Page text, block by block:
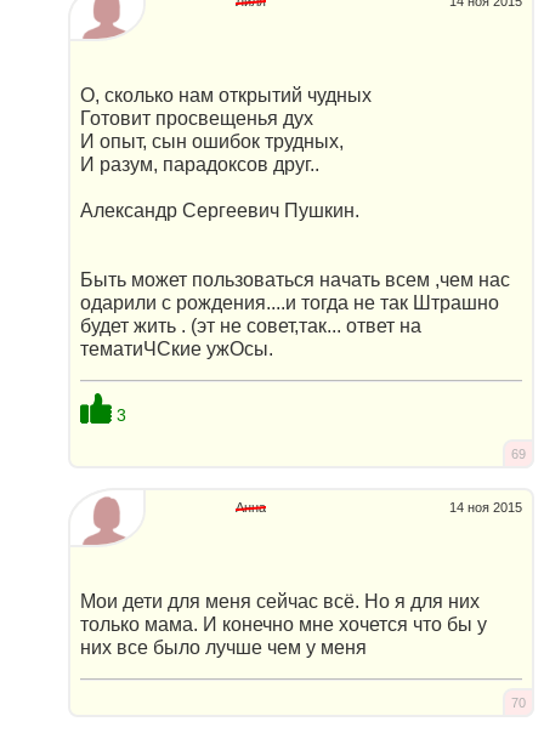
О, сколько нам открытий чудных
Готовит просвещенья дух
И опыт, сын ошибок трудных,
И разум, парадоксов друг..
Александр Сергеевич Пушкин.
Быть может пользоваться начать всем ,чем нас
одарили с рождения....и тогда не так Штрашно
будет жить . (эт не совет,так... ответ на
тематиЧСкие ужОсы.
3
69
14 ноя 2015
Анна
Мои дети для меня сейчас всё. Но я для них
только мама. И конечно мне хочется что бы у
них все было лучше чем у меня
70